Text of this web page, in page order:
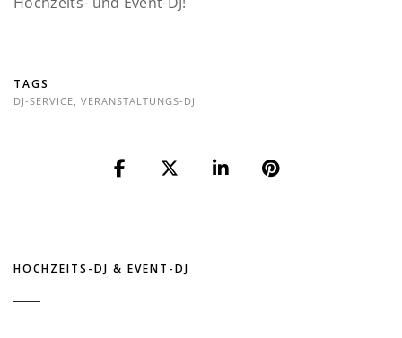
TAGS
DJ-SERVICE VERANSTALTUNGS-DJ
HOCHZEITS-DJ & EVENT-DJ